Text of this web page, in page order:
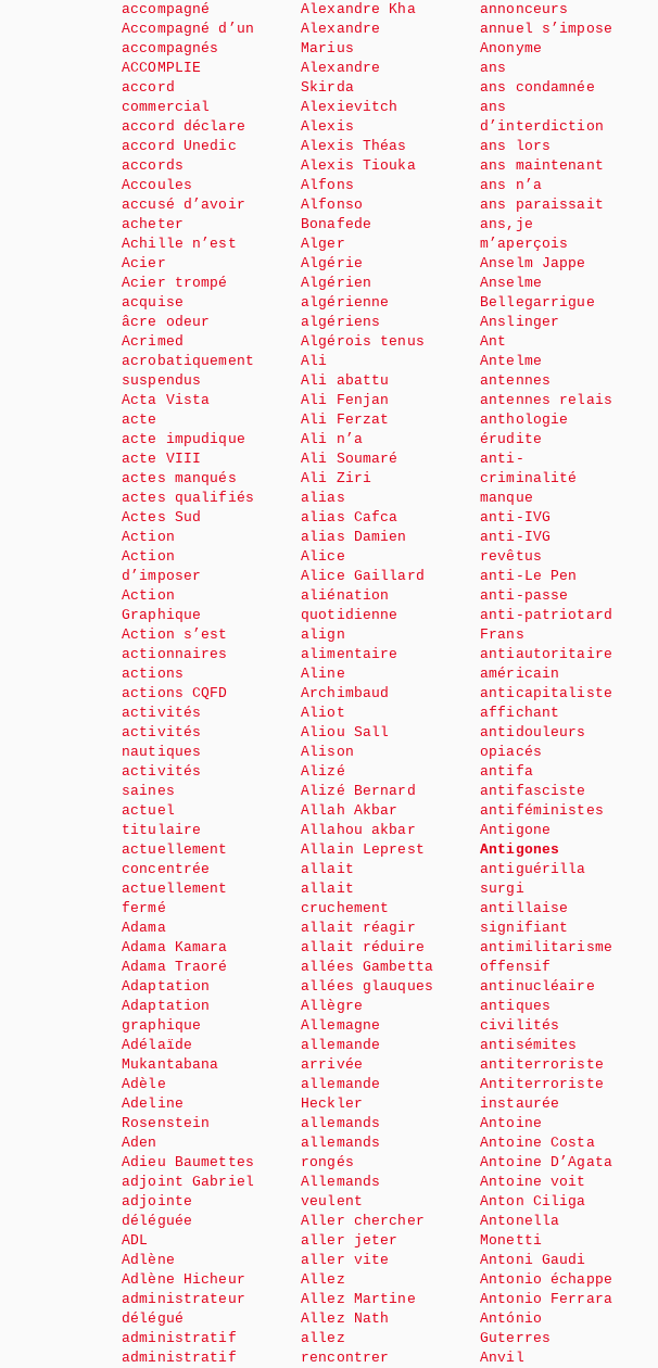
accompagné
Accompagné d’un
accompagnés
ACCOMPLIE
accord
commercial
accord déclare
accord Unedic
accords
Accoules
accusé d’avoir
acheter
Achille n’est
Acier
Acier trompé
acquise
âcre odeur
Acrimed
acrobatiquement
suspendus
Acta Vista
acte
acte impudique
acte VIII
actes manqués
actes qualifiés
Actes Sud
Action
Action
d’imposer
Action
Graphique
Action s’est
actionnaires
actions
actions CQFD
activités
activités
nautiques
activités
saines
actuel
titulaire
actuellement
concentrée
actuellement
fermé
Adama
Adama Kamara
Adama Traoré
Adaptation
Adaptation
graphique
Adélaïde
Mukantabana
Adèle
Adeline
Rosenstein
Aden
Adieu Baumettes
adjoint Gabriel
adjointe
déléguée
ADL
Adlène
Adlène Hicheur
administrateur
délégué
administratif
administratif
Alexandre Kha
Alexandre
Marius
Alexandre
Skirda
Alexievitch
Alexis
Alexis Théas
Alexis Tiouka
Alfons
Alfonso
Bonafede
Alger
Algérie
Algérien
algérienne
algériens
Algérois tenus
Ali
Ali abattu
Ali Fenjan
Ali Ferzat
Ali n’a
Ali Soumaré
Ali Ziri
alias
alias Cafca
alias Damien
Alice
Alice Gaillard
aliénation
quotidienne
align
alimentaire
Aline
Archimbaud
Aliot
Aliou Sall
Alison
Alizé
Alizé Bernard
Allah Akbar
Allahou akbar
Allain Leprest
allait
allait
cruchement
allait réagir
allait réduire
allées Gambetta
allées glauques
Allègre
Allemagne
allemande
arrivée
allemande
Heckler
allemands
allemands
rongés
Allemands
veulent
Aller chercher
aller jeter
aller vite
Allez
Allez Martine
Allez Nath
allez
rencontrer
annonceurs
annuel s’impose
Anonyme
ans
ans condamnée
ans
d’interdiction
ans lors
ans maintenant
ans n’a
ans paraissait
ans,je
m’aperçois
Anselm Jappe
Anselme
Bellegarrigue
Anslinger
Ant
Antelme
antennes
antennes relais
anthologie
érudite
anti-
criminalité
manque
anti-IVG
anti-IVG
revêtus
anti-Le Pen
anti-passe
anti-patriotard
Frans
antiautoritaire
américain
anticapitaliste
affichant
antidouleurs
opiacés
antifa
antifasciste
antiféministes
Antigone
Antigones
antiguérilla
surgi
antillaise
signifiant
antimilitarisme
offensif
antinucléaire
antiques
civilités
antisémites
antiterroriste
Antiterroriste
instaurée
Antoine
Antoine Costa
Antoine D’Agata
Antoine voit
Anton Ciliga
Antonella
Monetti
Antoni Gaudi
Antonio échappe
Antonio Ferrara
António
Guterres
Anvil